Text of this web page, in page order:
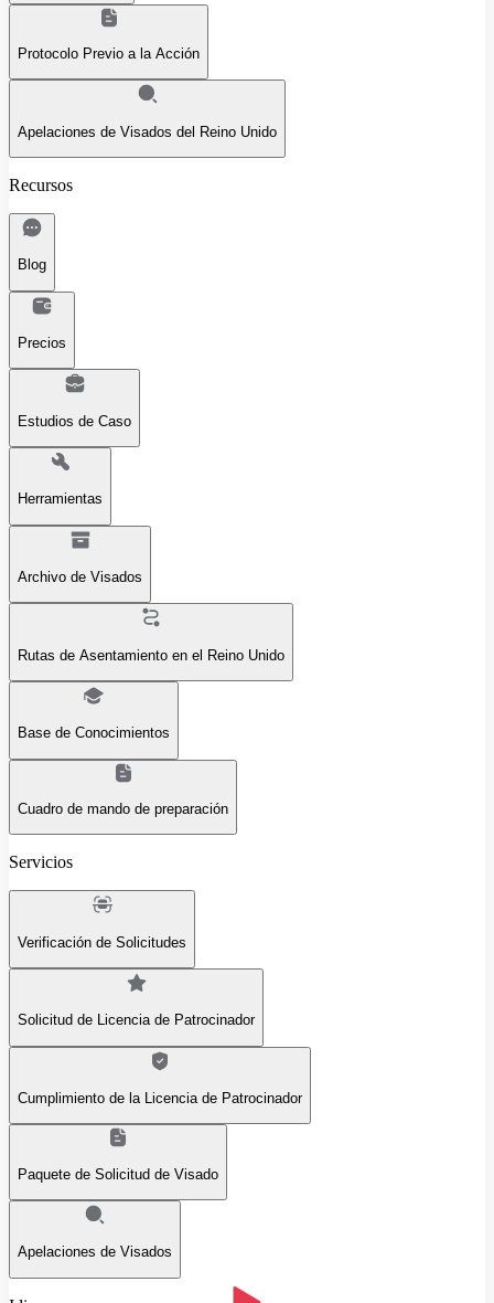
Protocolo Previo a la Acción
Apelaciones de Visados del Reino Unido
Recursos
Blog
Precios
Estudios de Caso
Herramientas
Archivo de Visados
Rutas de Asentamiento en el Reino Unido
Base de Conocimientos
Cuadro de mando de preparación
Servicios
Verificación de Solicitudes
Solicitud de Licencia de Patrocinador
Cumplimiento de la Licencia de Patrocinador
Paquete de Solicitud de Visado
Apelaciones de Visados